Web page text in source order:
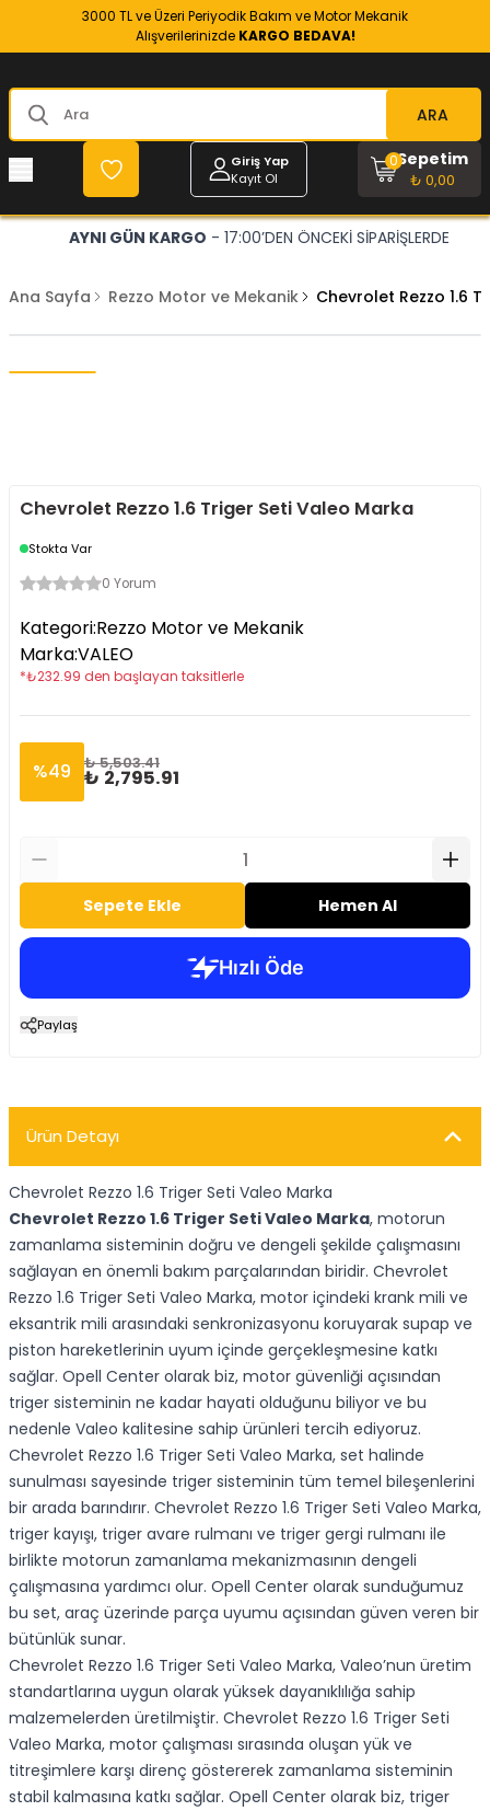
3000 TL ve Üzeri Periyodik Bakım ve Motor Mekanik
Alışverilerinizde KARGO BEDAVA!
ARA
Giriş Yap
Kayıt Ol
Sepetim
₺ 0,00
0
AYNI GÜN KARGO - 17:00’DEN ÖNCEKİ SİPARİŞLERDE
Ana Sayfa Rezzo Motor ve Mekanik Chevrolet Rezzo 1.6
Chevrolet Rezzo 1.6 Triger Seti Valeo Marka
Stokta Var
0 Yorum
Kategori:Rezzo Motor ve Mekanik
Marka:VALEO
*₺232.99 den başlayan taksitlerle
%49 ₺ 5,503.41
₺ 2,795.91
Sepete Ekle Hemen Al
Paylaş
Ürün Detayı
Chevrolet Rezzo 1.6 Triger Seti Valeo Marka
Chevrolet Rezzo 1.6 Triger Seti Valeo Marka, motorun
zamanlama sisteminin doğru ve dengeli şekilde çalışmasını
sağlayan en önemli bakım parçalarından biridir. Chevrolet
Rezzo 1.6 Triger Seti Valeo Marka, motor içindeki krank mili ve
eksantrik mili arasındaki senkronizasyonu koruyarak supap ve
piston hareketlerinin uyum içinde gerçekleşmesine katkı
sağlar. Opell Center olarak biz, motor güvenliği açısından
triger sisteminin ne kadar hayati olduğunu biliyor ve bu
nedenle Valeo kalitesine sahip ürünleri tercih ediyoruz.
Chevrolet Rezzo 1.6 Triger Seti Valeo Marka, set halinde
sunulması sayesinde triger sisteminin tüm temel bileşenlerini
bir arada barındırır. Chevrolet Rezzo 1.6 Triger Seti Valeo Marka,
triger kayışı, triger avare rulmanı ve triger gergi rulmanı ile
birlikte motorun zamanlama mekanizmasının dengeli
çalışmasına yardımcı olur. Opell Center olarak sunduğumuz
bu set, araç üzerinde parça uyumu açısından güven veren bir
bütünlük sunar.
Chevrolet Rezzo 1.6 Triger Seti Valeo Marka, Valeo’nun üretim
standartlarına uygun olarak yüksek dayanıklılığa sahip
malzemelerden üretilmiştir. Chevrolet Rezzo 1.6 Triger Seti
Valeo Marka, motor çalışması sırasında oluşan yük ve
titreşimlere karşı direnç göstererek zamanlama sisteminin
stabil kalmasına katkı sağlar. Opell Center olarak biz, triger